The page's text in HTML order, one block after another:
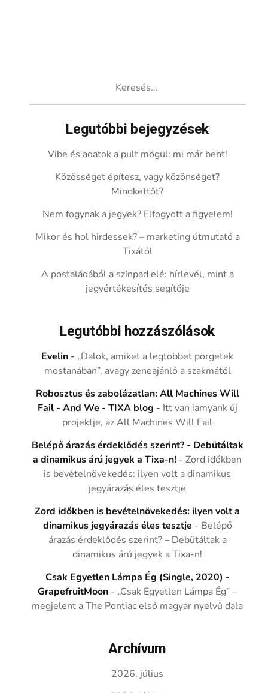
Legutóbbi bejegyzések
Vibe és adatok a pult mögül: mi már bent!
Közösséget építesz, vagy közönséget?
Mindkettőt?
Nem fogynak a jegyek? Elfogyott a figyelem!
Mikor és hol hirdessek? – marketing útmutató a
Tixától
A postaládából a színpad elé: hírlevél, mint a
jegyértékesítés segítője
Legutóbbi hozzászólások
Evelin - „Dalok, amiket a legtöbbet pörgetek
mostanában”, avagy zeneajánló a szakmától
Robosztus és zabolázatlan: All Machines Will
Fail - And We - TIXA blog - Itt van iamyank új
projektje, az All Machines Will Fail
Belépő árazás érdeklődés szerint? - Debütáltak
a dinamikus árú jegyek a Tixa-n! -Zord időkben
is bevételnövekedés: ilyen volt a dinamikus
jegyárazás éles tesztje
Zord időkben is bevételnövekedés: ilyen volt a
dinamikus jegyárazás éles tesztje - Belépő
árazás érdeklődés szerint? – Debütáltak a
dinamikus árú jegyek a Tixa-n!
Csak Egyetlen Lámpa Ég (Single, 2020) -
GrapefruitMoon - „Csak Egyetlen Lámpa Ég” –
megjelent a The Pontiac első magyar nyelvű dala
Archívum
2026. július